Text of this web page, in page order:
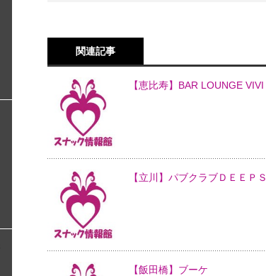
関連記事
【恵比寿】BAR LOUNGE VIVI
【立川】パブクラブＤＥＥＰＳ
【飯田橋】ブーケ